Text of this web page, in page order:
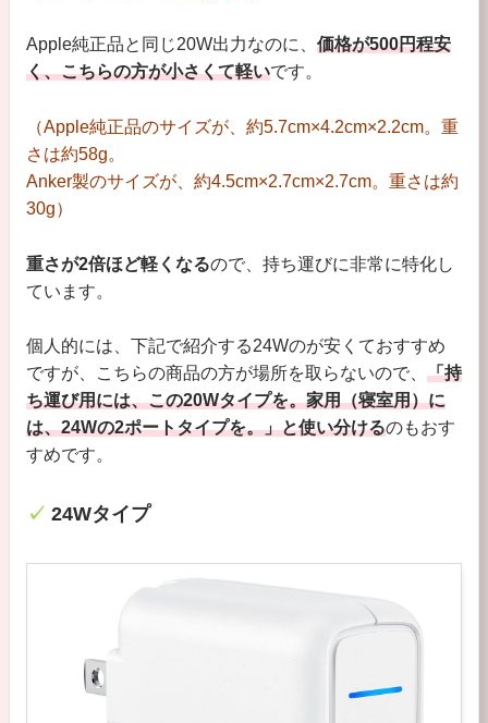
Apple純正品と同じ20W出力なのに、 価格が500円程安
く、こちらの方が小さくて軽いです。
（Apple純正品のサイズが、約5.7cm×4.2cm×2.2cm。重
さは約58g。
Anker製のサイズが、約4.5cm×2.7cm×2.7cm。重さは約
30g）
重さが2倍ほど軽くなるので、持ち運びに非常に特化し
ています。
個人的には、下記で紹介する24Wのが安くておすすめ
ですが、こちらの商品の方が場所を取らないので、 「持
ち運び用には、この20Wタイプを。家用（寝室用）に
は、24Wの2ポートタイプを。」と使い分けるのもおす
すめです。
24Wタイプ